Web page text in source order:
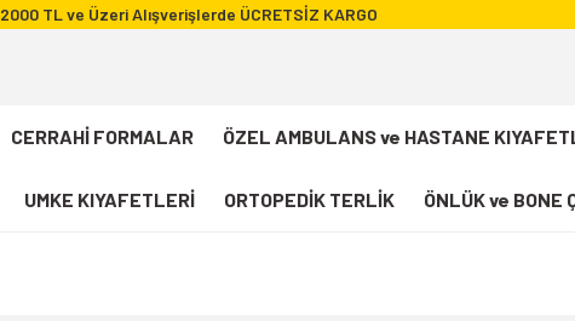
2000 TL ve Üzeri Alışverişlerde ÜCRETSİZ KARGO
CERRAHİ FORMALAR ÖZEL AMBULANS ve HASTANE
UMKE KIYAFETLERİ ORTOPEDİK TERLİK ÖNLÜK ve BONE